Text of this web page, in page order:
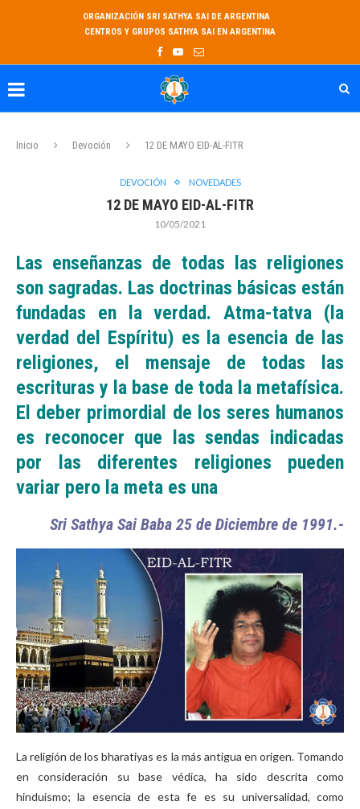
ORGANIZACIÓN SRI SATHYA SAI DE ARGENTINA
CENTROS Y GRUPOS SATHYA SAI EN ARGENTINA
Inicio Devoción 12 DE MAYO EID-AL-FITR
DEVOCIÓN NOVEDADES
12 DE MAYO EID-AL-FITR
10/05/2021
Las enseñanzas de todas las religiones
son sagradas. Las doctrinas básicas están
fundadas en la verdad. Atma-tatva (la
verdad del Espíritu) es la esencia de las
religiones, el mensaje de todas las
escrituras y la base de toda la metafísica.
El deber primordial de los seres humanos
es reconocer que las sendas indicadas
por las diferentes religiones pueden
variar pero la meta es una
Sri Sathya Sai Baba 25 de Diciembre de 1991.-
La religión de los bharatiyas es la más antigua en origen. Tomando
en consideración su base védica, ha sido descrita como
hinduismo; la esencia de esta fe es su universalidad, como